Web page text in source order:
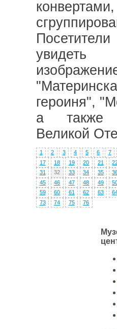
героиня",
а также
Великой
1 2 3 4 5 6 7
17
18 19 20 21
31
32 33 34 35
45
46 47 48 49
59
60 61 62 63
73
74 75 76